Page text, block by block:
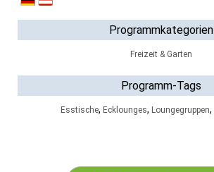
Programmkategorien
Freizeit & Garten
Programm-Tags
Esstische, Ecklounges, Loungegruppen,